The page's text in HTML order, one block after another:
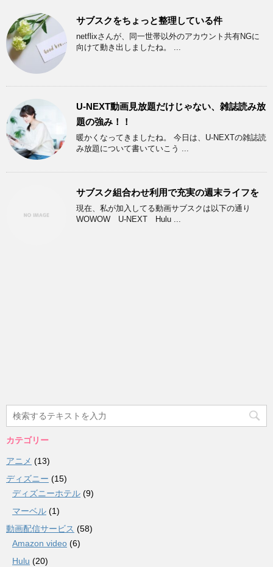
サブスクをちょっと整理している件
netflixさんが、同一世帯以外のアカウント共有NGに
向けて動き出しましたね。 ...
U-NEXT動画見放題だけじゃない、雑誌読み放
題の強み！！
暖かくなってきましたね。 今日は、U-NEXTの雑誌読
み放題について書いていこう ...
サブスク組合わせ利用で充実の週末ライフを
現在、私が加入してる動画サブスクは以下の通り
WOWOW U-NEXT Hulu ...
カテゴリー
アニメ (13)
ディズニー (15)
ディズニーホテル (9)
マーベル (1)
動画配信サービス (58)
Amazon video (6)
Hulu (20)